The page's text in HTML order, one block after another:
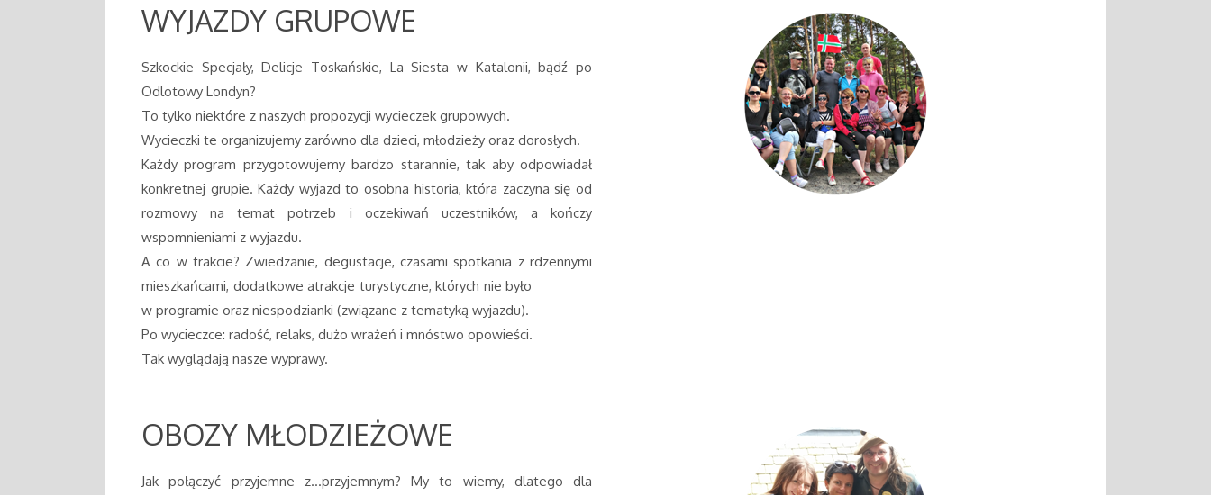
WYJAZDY GRUPOWE
Szkockie Specjały, Delicje Toskańskie, La Siesta w Katalonii, bądź po
Odlotowy Londyn?
To tylko niektóre z naszych propozycji wycieczek grupowych.
Wycieczki te organizujemy zarówno dla dzieci, młodzieży oraz dorosłych.
Każdy program przygotowujemy bardzo starannie, tak aby odpowiadał
konkretnej grupie. Każdy wyjazd to osobna historia, która zaczyna się od
rozmowy na temat potrzeb i oczekiwań uczestników, a kończy
wspomnieniami z wyjazdu.
A co w trakcie? Zwiedzanie, degustacje, czasami spotkania z rdzennymi
mieszkańcami, dodatkowe atrakcje turystyczne, których nie było
w programie oraz niespodzianki (związane z tematyką wyjazdu).
Po wycieczce: radość, relaks, dużo wrażeń i mnóstwo opowieści.
Tak wyglądają nasze wyprawy.
OBOZY MŁODZIEŻOWE
Jak połączyć przyjemne z…przyjemnym? My to wiemy, dlatego dla